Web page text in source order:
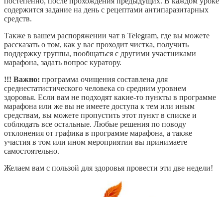
содержится задание на день с рецептами антипаразитарных
средств.
Также в вашем распоряжении чат в Telegram, где вы можете
рассказать о том, как у вас проходит чистка, получить
поддержку группы, пообщаться с другими участниками
марафона, задать вопрос куратору.
!!! Важно: программа очищения составлена для
среднестатистического человека со средним уровнем
здоровья. Если вам не подходят какие-то пункты в программе
марафона или же вы не имеете доступа к тем или иным
средствам, вы можете пропустить этот пункт в списке и
соблюдать все остальные. Любые решения по поводу
отклонения от графика в программе марафона, а также
участия в том или ином мероприятии вы принимаете
самостоятельно.
Желаем вам с пользой для здоровья провести эти две недели!